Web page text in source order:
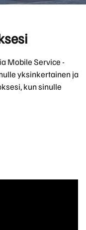
Mobile Service -
yksinkertainen ja
kun sinulle